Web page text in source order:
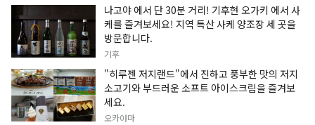
나고야 에서 단 30분 거리! 기후현 오가키 에서 사
케를 즐겨보세요! 지역 특산 사케 양조장 세 곳을
방문합니다.
기후
"히루젠 저지랜드"에서 진하고 풍부한 맛의 저지
소고기와 부드러운 소프트 아이스크림을 즐겨보
세요.
오카야마